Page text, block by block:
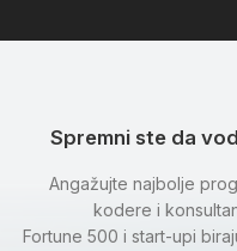
Spremni ste da
Angažujte najbolje
kodere i
Fortune 500 i start-upi